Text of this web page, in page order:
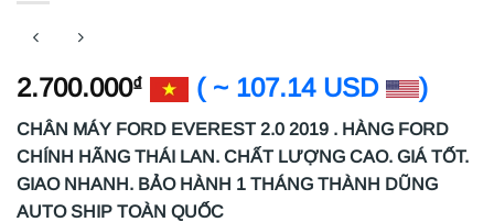
2.700.000₫ ( ~ 107.14 USD )
CHÂN MÁY FORD EVEREST 2.0 2019 . HÀNG FORD
CHÍNH HÃNG THÁI LAN. CHẤT LƯỢNG CAO. GIÁ TỐT.
GIAO NHANH. BẢO HÀNH 1 THÁNG THÀNH DŨNG
AUTO SHIP TOÀN QUỐC